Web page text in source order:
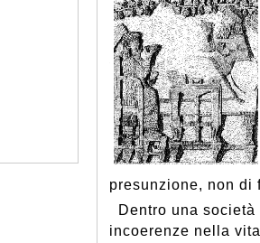
presunzione, non di
Dentro una
incoerenze nella